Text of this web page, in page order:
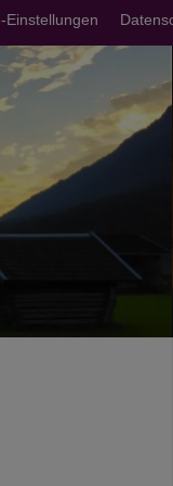
Einstellungen